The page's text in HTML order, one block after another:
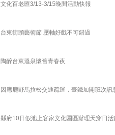
文化百老匯3/13-3/15晚間活動快報
台東街頭藝術節 壓軸好戲不可錯過
陶醉台東溫泉懷舊青春夜
因應鹿野馬拉松交通疏運，臺鐵加開班次訊
縣府10日假池上客家文化園區辦理天穿日活